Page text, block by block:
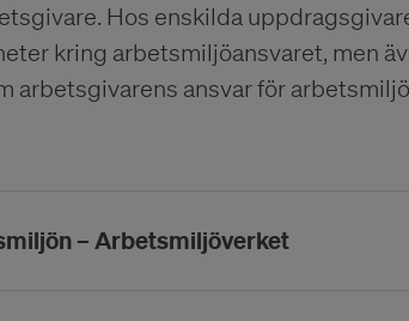
Hos enskilda
kring arbetsmiljöansvaret, men
arbetsgivarens ansvar för
– Arbetsmiljöverket(Öppnas i